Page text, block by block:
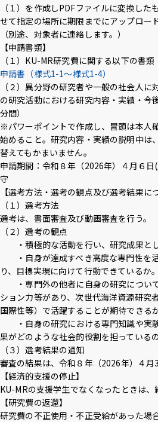
（１）を作成しPDFファイルに変換し
せて指定の場所に期限までにアップロー
（別途、対象者に連絡します。）
【申請書類】
（１）KU-MR研究費に関する以下の書類
申請書（様式1-1～様式1-4）
（２）異分野の研究者や一般の社会人
の研究活動における研究内容・実績・今
分間）
※パワーポイントで作成し、冒頭は本人
始めること。研究内容・実績の説明中は
替えてもかまいません。
申請期間：令和８年（2026年）４月６
守
【選考方法・選考の観点及び選考結果に
（１）選考方法
選考は、書面審査及び動画審査を行う。
（２）選考の観点
・積極的な活動を行い、研究成果とし
・自身が達成すべき高度な専門性を
り、目標実現に向けて行動できているか。
・専門外の他者に自身の研究につい
ション力等があり、次世代海洋資源研究
国際性等）で活躍することが期待できるか
・自身の研究における専門知識や実
果がどのような社会的役割を担っている
（３）選考結果の通知
審査の結果は、令和８年（2026年）４月
【経済的支援の停止】
KU-MRの支援学生でなくなったときは、
【研究費の返還】
研究費の不正使用・不正受給があった場